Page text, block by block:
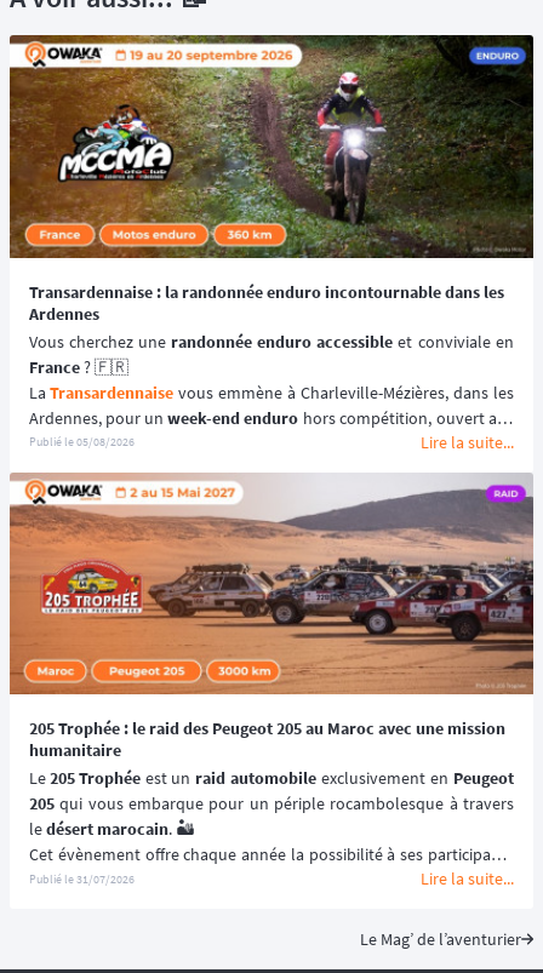
Transardennaise : la randonnée enduro incontournable dans les
Ardennes
Vous cherchez une randonnée enduro accessible
France ? 🇫🇷
La Transardennaise vous emmène à Charleville-Mézières, dans les
Ardennes, pour un week-end enduro hors compétition, ouvert aux
motos enduro, trail et trial dès 125 cm³. 🏍️
Portée par le Moto Club de Charleville-Mézières en Ardennes
(MCCMA) depuis plus de 30 éditions, cette
aventure moto mise sur
le plaisir de rouler plutôt que sur la performance chronométrée.
😉
📆 Prochaines dates : du 19 au 20 Septembre 2026.
Publié le05/08/2026 Lire la suite...
205 Trophée : le raid des Peugeot 205 au Maroc avec une mission
humanitaire
Le 205 Trophée est un raid automobile exclusivement en Peugeot
205 qui vous embarque pour un périple rocambolesque à travers
le désert marocain. 🏜️
Cet évènement offre chaque année la possibilité à ses participants
de (re)découvrir le Maroc en traversant ses paysages les plus
premiers rallye-raids , le
205
Publié le31/07/2026 Lire la suite...
Le Mag’ de l’aventurier